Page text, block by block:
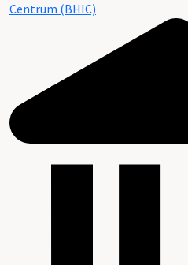
Centrum (BHIC)